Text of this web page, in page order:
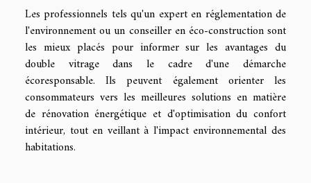
Les professionnels tels qu'un expert en réglementation de
l'environnement ou un conseiller en éco-construction sont
les mieux placés pour informer sur les avantages du
double vitrage dans le cadre d'une démarche
écoresponsable. Ils peuvent également orienter les
consommateurs vers les meilleures solutions en matière
de rénovation énergétique et d'optimisation du confort
intérieur, tout en veillant à l'impact environnemental des
habitations.